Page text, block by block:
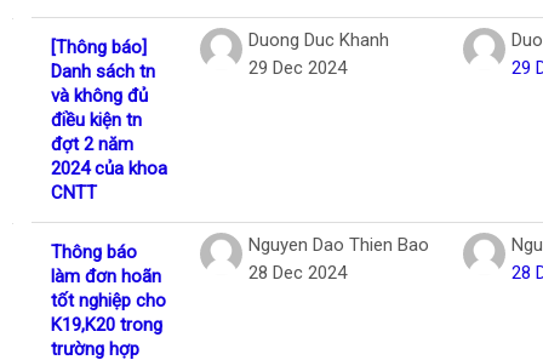
[Thông báo]
Danh sách tn
và không đủ
điều kiện tn
đợt 2 năm
2024 của khoa
CNTT
Duong Duc Khanh
29 Dec 2024
29
Thông báo
làm đơn hoãn
tốt nghiệp cho
K19,K20 trong
trường hợp
Nguyen Dao Thien Bao
28 Dec 2024
28